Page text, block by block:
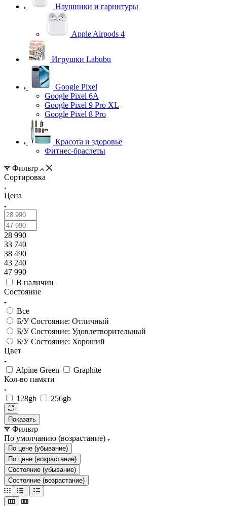
Наушники и гарнитуры
Apple Airpods 4
Игрушки Labubu
Google Pixel
Google Pixel 6A
Google Pixel 9 Pro XL
Google Pixel 8 Pro
Красота и здоровье
Фитнес-браслеты
Фильтр
Сортировка
Цена
28 990
33 740
38 490
43 240
47 990
В наличии
Состояние
Все
Б/У Состояние: Отличный
Б/У Состояние: Удовлетворительный
Б/У Состояние: Хороший
Цвет
Alpine Green
Graphite
Кол-во памяти
128gb 256gb
Показать
Фильтр
По умолчанию (возрастание)
По цене (убывание)
По цене (возрастание)
Состояние (убывание)
Состояние (возрастание)